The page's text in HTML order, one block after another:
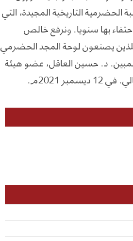
التاريخية المجيدة، التي
بها سنويا. ونرفع خالص
يصنعون لوحة المجد الحضرمي
د. حسين العاقل، عضو هيئة
2021م.